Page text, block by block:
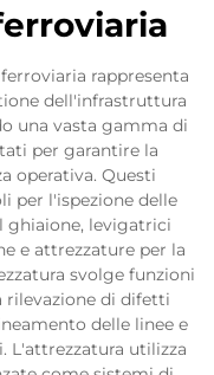
rappresenta
dell'infrastruttura
una vasta gamma di
per garantire la
operativa. Questi
per l'ispezione delle
ghiaione, levigatrici
e attrezzature per la
svolge funzioni
rilevazione di difetti
delle linee e
L'attrezzatura utilizza